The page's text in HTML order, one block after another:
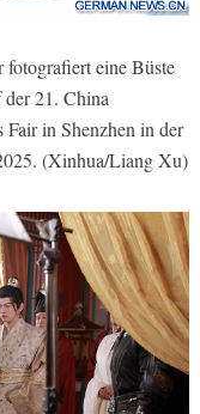
eine Büste
21. China
in Shenzhen in der
(Xinhua/Liang Xu)